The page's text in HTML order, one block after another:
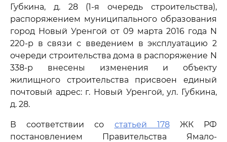
Губкина, д. 28 (1-я очередь строительства),
распоряжением муниципального образования
город Новый Уренгой от 09 марта 2016 года N
220-р в связи с введением в эксплуатацию 2
очереди строительства дома в распоряжение N
338-р внесены изменения и объекту
жилищного строительства присвоен единый
почтовый адрес: г. Новый Уренгой, ул. Губкина,
д. 28.
В соответствии со статьей 178ЖК РФ
постановлением Правительства Ямало-